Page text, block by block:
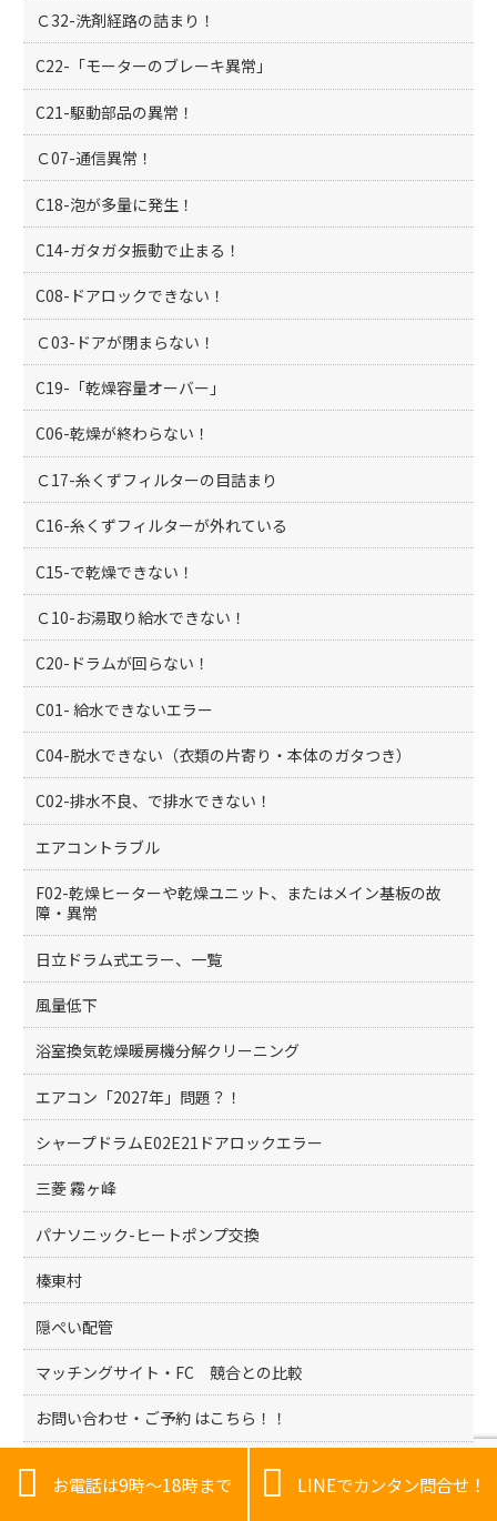
Ｃ32-洗剤経路の詰まり！
C22-「モーターのブレーキ異常」
C21-駆動部品の異常！
Ｃ07-通信異常！
C18-泡が多量に発生！
C14-ガタガタ振動で止まる！
C08-ドアロックできない！
Ｃ03-ドアが閉まらない！
C19-「乾燥容量オーバー」
C06-乾燥が終わらない！
Ｃ17-糸くずフィルターの目詰まり
C16-糸くずフィルターが外れている
C15-で乾燥できない！
Ｃ10-お湯取り給水できない！
C20-ドラムが回らない！
C01- 給水できないエラー
C04-脱水できない（衣類の片寄り・本体のガタつき）
C02-排水不良、で排水できない！
エアコントラブル
F02-乾燥ヒーターや乾燥ユニット、またはメイン基板の故
障・異常
日立ドラム式エラー、一覧
風量低下
浴室換気乾燥暖房機分解クリーニング
エアコン「2027年」問題？！
シャープドラムE02E21ドアロックエラー
三菱 霧ヶ峰
パナソニック-ヒートポンプ交換
榛東村
隠ぺい配管
マッチングサイト・FC 競合との比較
お問い合わせ・ご予約 はこちら！！
 お電話は9時～18時まで  LINEでカンタン問合せ！